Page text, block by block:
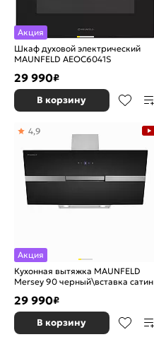
Акция
Шкаф духовой электрический
MAUNFELD AEOC6041S
29 990₽
В корзину
Акция
Кухонная вытяжка MAUNFELD
Mersey 90 черный\вставка сатин
4,9
29 990₽
В корзину